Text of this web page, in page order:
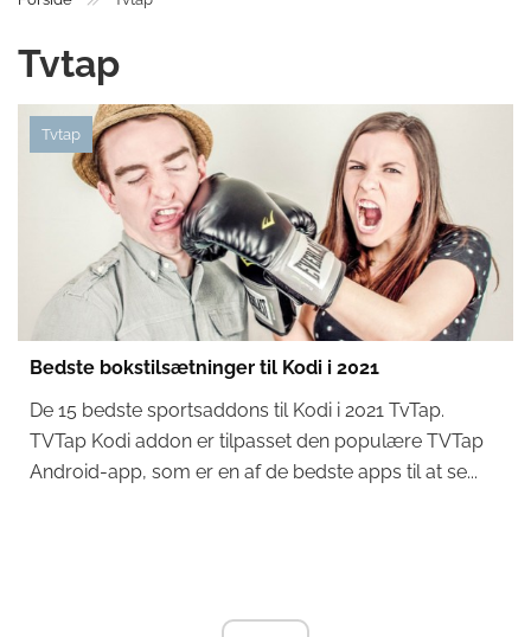
Tvtap
Tvtap
Bedste bokstilsætninger til Kodi i 2021
De 15 bedste sportsaddons til Kodi i 2021 TvTap.
TVTap Kodi addon er tilpasset den populære TVTap
Android-app, som er en af ​​de bedste apps til at se...